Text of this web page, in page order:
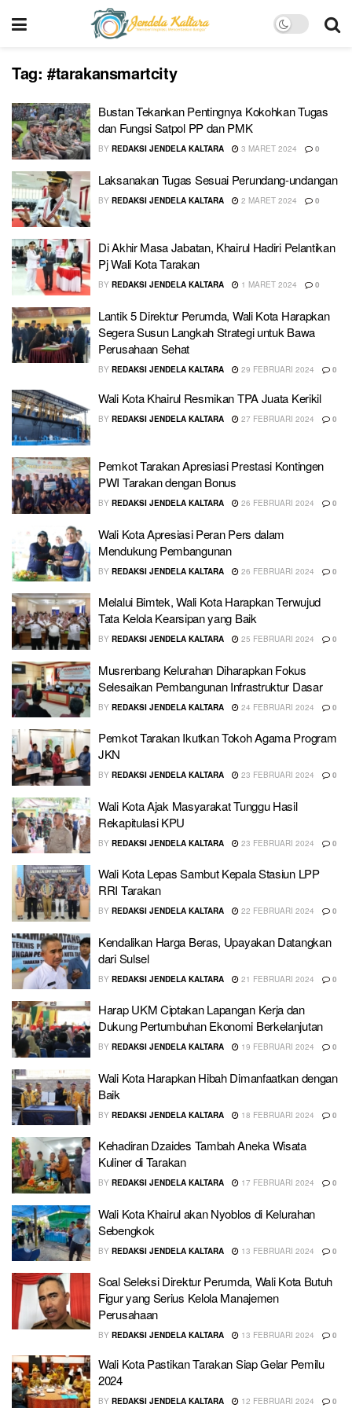
Tag: #tarakansmartcity
Bustan Tekankan Pentingnya Kokohkan Tugas
dan Fungsi Satpol PP dan PMK
BY REDAKSI JENDELA KALTARA 3 MARET 2024 0
Laksanakan Tugas Sesuai Perundang-undangan
BY REDAKSI JENDELA KALTARA 2 MARET 2024 0
Di Akhir Masa Jabatan, Khairul Hadiri Pelantikan
Pj Wali Kota Tarakan
BY REDAKSI JENDELA KALTARA 1 MARET 2024 0
Lantik 5 Direktur Perumda, Wali Kota Harapkan
Segera Susun Langkah Strategi untuk Bawa
Perusahaan Sehat
BY REDAKSI JENDELA KALTARA 29 FEBRUARI 2024 0
Wali Kota Khairul Resmikan TPA Juata Kerikil
BY REDAKSI JENDELA KALTARA 27 FEBRUARI 2024 0
Pemkot Tarakan Apresiasi Prestasi Kontingen
PWI Tarakan dengan Bonus
BY REDAKSI JENDELA KALTARA 26 FEBRUARI 2024 0
Wali Kota Apresiasi Peran Pers dalam
Mendukung Pembangunan
BY REDAKSI JENDELA KALTARA 26 FEBRUARI 2024 0
Melalui Bimtek, Wali Kota Harapkan Terwujud
Tata Kelola Kearsipan yang Baik
BY REDAKSI JENDELA KALTARA 25 FEBRUARI 2024 0
Musrenbang Kelurahan Diharapkan Fokus
Selesaikan Pembangunan Infrastruktur Dasar
BY REDAKSI JENDELA KALTARA 24 FEBRUARI 2024 0
Pemkot Tarakan Ikutkan Tokoh Agama Program
JKN
BY REDAKSI JENDELA KALTARA 23 FEBRUARI 2024 0
Wali Kota Ajak Masyarakat Tunggu Hasil
Rekapitulasi KPU
BY REDAKSI JENDELA KALTARA 23 FEBRUARI 2024 0
Wali Kota Lepas Sambut Kepala Stasiun LPP
RRI Tarakan
BY REDAKSI JENDELA KALTARA 22 FEBRUARI 2024 0
Kendalikan Harga Beras, Upayakan Datangkan
dari Sulsel
BY REDAKSI JENDELA KALTARA 21 FEBRUARI 2024 0
Harap UKM Ciptakan Lapangan Kerja dan
Dukung Pertumbuhan Ekonomi Berkelanjutan
BY REDAKSI JENDELA KALTARA 19 FEBRUARI 2024 0
Wali Kota Harapkan Hibah Dimanfaatkan dengan
Baik
BY REDAKSI JENDELA KALTARA 18 FEBRUARI 2024 0
Kehadiran Dzaides Tambah Aneka Wisata
Kuliner di Tarakan
BY REDAKSI JENDELA KALTARA 17 FEBRUARI 2024 0
Wali Kota Khairul akan Nyoblos di Kelurahan
Sebengkok
BY REDAKSI JENDELA KALTARA 13 FEBRUARI 2024 0
Soal Seleksi Direktur Perumda, Wali Kota Butuh
Figur yang Serius Kelola Manajemen
Perusahaan
BY REDAKSI JENDELA KALTARA 13 FEBRUARI 2024 0
Wali Kota Pastikan Tarakan Siap Gelar Pemilu
2024
BY REDAKSI JENDELA KALTARA 12 FEBRUARI 2024 0